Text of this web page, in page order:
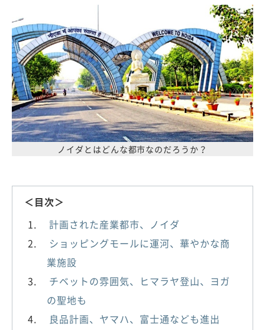
ノイダとはどんな都市なのだろうか？
＜目次＞
計画された産業都市、ノイダ
ショッピングモールに運河、華やかな商
業施設
チベットの雰囲気、ヒマラヤ登山、ヨガ
の聖地も
良品計画、ヤマハ、富士通なども進出